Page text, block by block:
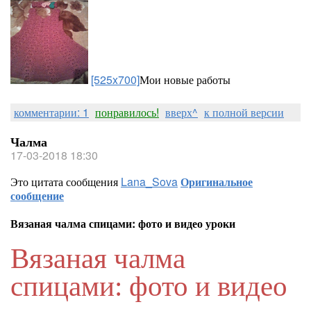
[525x700]Мои новые работы
комментарии: 1 понравилось! вверх^ к полной версии
Чалма
17-03-2018 18:30
Это цитата сообщения Lana_SovaОригинальное
сообщение
Вязаная чалма спицами: фото и видео уроки
Вязаная чалма
спицами: фото и видео